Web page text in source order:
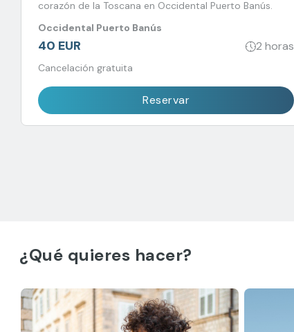
corazón de la Toscana en Occidental Puerto Banús.
Occidental Puerto Banús
40 EUR 2 horas
Cancelación gratuita
Reservar
¿Qué quieres hacer?